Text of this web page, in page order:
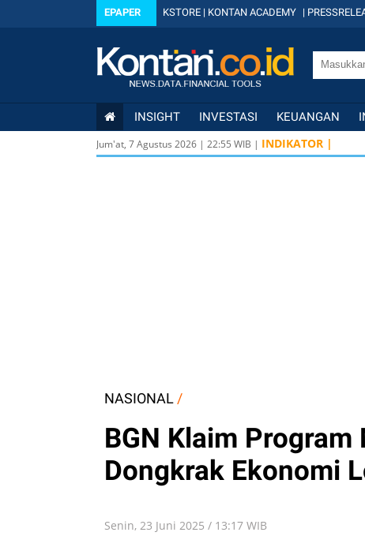
EPAPER KSTORE | KONTAN ACADEMY |
INSIGHT INVESTASI KEUANGAN
Jum'at, 7 Agustus 2026 | 22:55 WIB | INDIKATOR |
NASIONAL /
BGN Klaim
Dongkrak Ekonomi
Senin, 23 Juni 2025 / 13:17 WIB